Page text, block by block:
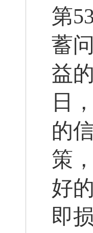
第
蓄
益
日
的
策
好
即